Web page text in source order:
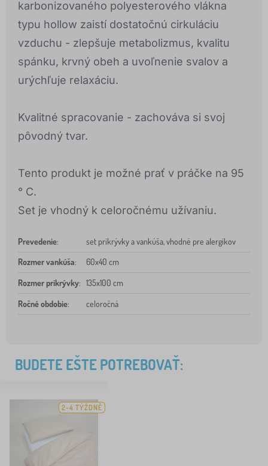
karbonizovaného polyesterového vlákna
typu hollow zaistí dostatočnú cirkuláciu
vzduchu - zlepšuje metabolizmus, kvalitu
spánku, krvný obeh a uvoľnenie svalov a
urýchľuje relaxáciu.
Kvalitné spracovanie - zachováva si svoj
pôvodný tvar.
Tento produkt je možné prať v práčke na 95
° C.
Set je vhodný k celoročnému užívaniu.
Prevedenie:
set prikrývky a vankúša, vhodné pre alergikov
Rozmer vankúša: 60x40 cm
Rozmer prikrývky: 135x100 cm
Ročné obdobie: celoročná
BUDETE EŠTE POTREBOVAŤ:
2-4 TÝŽDNĚ